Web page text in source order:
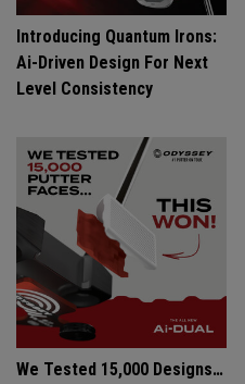
Introducing Quantum Irons:
Ai-Driven Design For Next
Level Consistency
We Tested 15,000 Designs…